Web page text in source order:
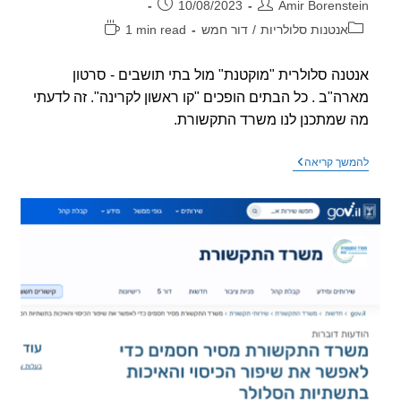
Amir פורסם:
10/08/2023
אנטנות סלולריות / דור חמש
זמן
1 min read
סלולרית "מוקטנת" מול בתי תושבים - סרטון
. כל הבתים הופכים "קו ראשון לקרינה". זה לדעתי
שמתכנן לנו משרד התקשורת.
קריאהאנטנה
מול
בתי
–
סרטון